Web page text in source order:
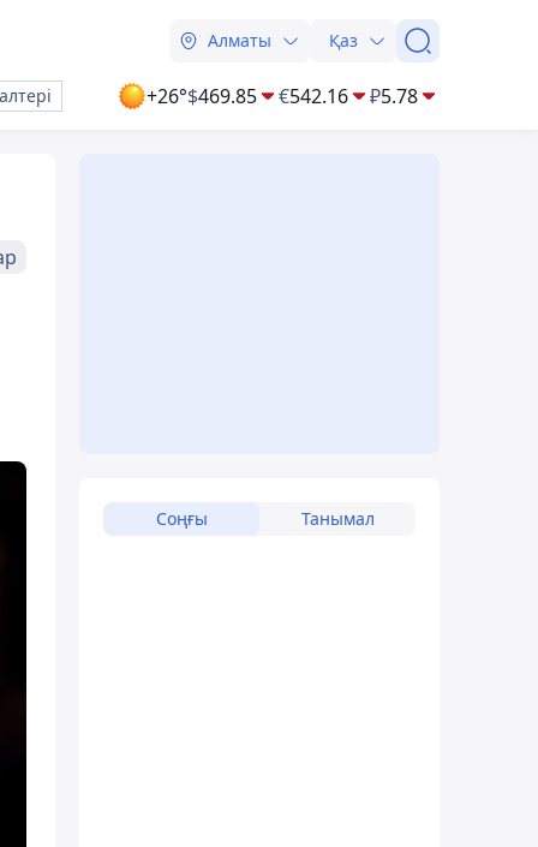
Алматы Қаз
+26°$469.85 €542.16 ₽5.78
Соңғы Танымал